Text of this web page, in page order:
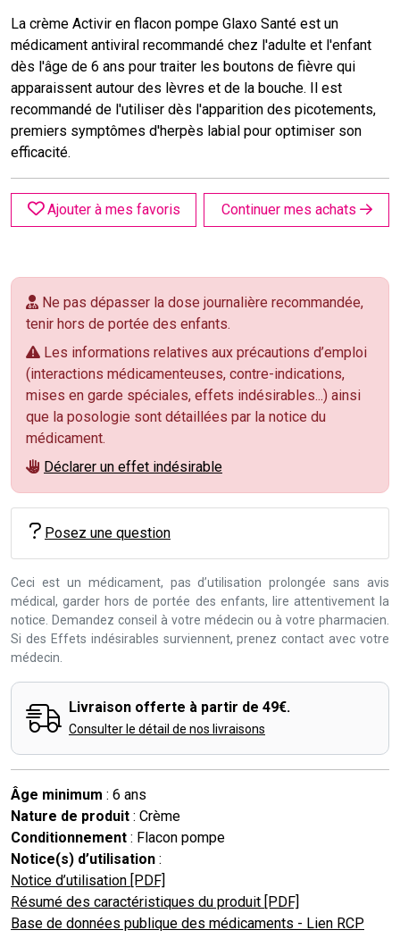
La crème Activir en flacon pompe Glaxo Santé est un
médicament antiviral recommandé chez l'adulte et l'enfant
dès l'âge de 6 ans pour traiter les boutons de fièvre qui
apparaissent autour des lèvres et de la bouche. Il est
recommandé de l'utiliser dès l'apparition des picotements,
premiers symptômes d'herpès labial pour optimiser son
efficacité.
Ajouter à mes favoris Continuer mes achats
Ne pas dépasser la dose journalière recommandée,
tenir hors de portée des enfants.
Les informations relatives aux précautions d’emploi
(interactions médicamenteuses, contre-indications,
mises en garde spéciales, effets indésirables...) ainsi
que la posologie sont détaillées par la notice du
médicament.
Déclarer un effet indésirable
Posez une question
Ceci est un médicament, pas d’utilisation prolongée sans avis
médical, garder hors de portée des enfants, lire attentivement la
notice. Demandez conseil à votre médecin ou à votre pharmacien.
Si des Effets indésirables surviennent, prenez contact avec votre
médecin.
Livraison offerte à partir de 49€.
Consulter le détail de nos livraisons
Âge minimum : 6 ans
Nature de produit : Crème
Conditionnement : Flacon pompe
Notice(s) d’utilisation :
Notice d’utilisation [PDF]
Résumé des caractéristiques du produit [PDF]
Base de données publique des médicaments - Lien RCP